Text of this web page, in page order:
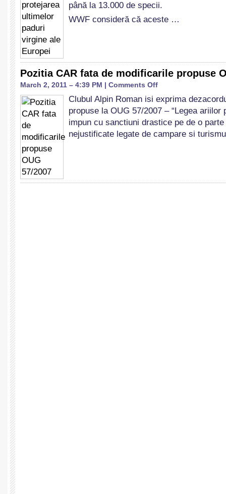
până la 13.000 de specii.
WWF consideră că aceste …
Pozitia CAR fata de modificarile propuse
March 2, 2011 – 4:39 PM | Comments Offon
CAR
fata
de
modificarile
propuse
Clubul Alpin Roman isi exprima
propuse la OUG 57/2007 – “Legea ariilor
impun cu sanctiuni drastice pe de o
nejustificate legate de campare si